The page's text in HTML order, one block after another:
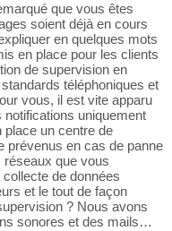
que vous êtes
soient déjà en cours
en quelques mots
en place pour les clients
de supervision en
téléphoniques et
vous, il est vite apparu
notifications uniquement
place un centre de
prévenus en cas de panne
réseaux que vous
de données
et le tout de façon
? Nous avons
sonores et des mails…